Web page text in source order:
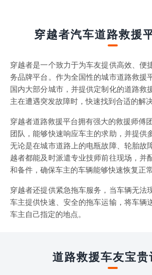
穿越者汽车道路救援
穿越者是一个致力于为车友提供高效、便
务品牌平台。作为全国性的城市道路救援
国内大部分城市，并提供定制化的道路救
主在遭遇突发故障时，快速找到合适的解决
穿越者道路救援平台拥有强大的救援师傅
团队，能够快速响应车主的求助，并提供
无论是在城市道路上的电瓶故障、轮胎故
越者都能及时派遣专业技师前往现场，并
和备件，确保车主的车辆能够快速恢复正常
穿越者还提供紧急拖车服务，当车辆无法
车主提供快速、安全的拖车运输，将车辆
车主自己指定的地点。
道路救援车友宝贵